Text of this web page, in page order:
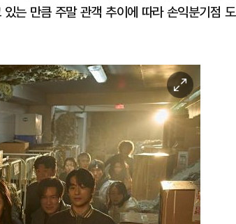
는 만큼 주말 관객 추이에 따라 손익분기점 도
이
미
지
확
대